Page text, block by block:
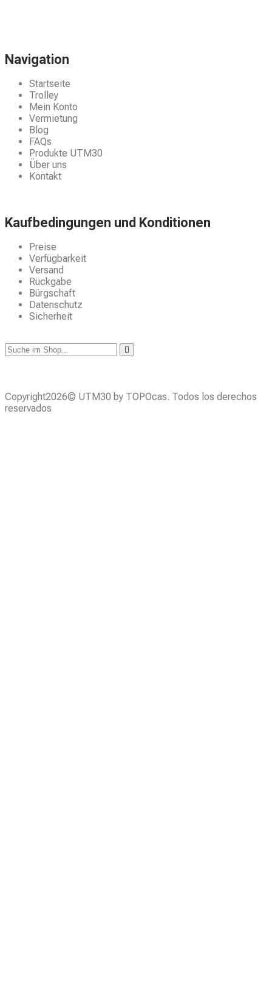
Navigation
Startseite
Trolley
Mein Konto
Vermietung
Blog
FAQs
Produkte UTM30
Über uns
Kontakt
Kaufbedingungen und Konditionen
Preise
Verfügbarkeit
Versand
Rückgabe
Bürgschaft
Datenschutz
Sicherheit
Copyright2026© UTM30 by TOPOcas. Todos los derechos
reservados